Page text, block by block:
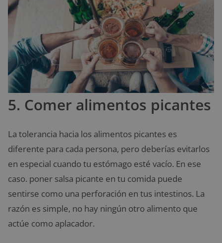
5. Comer alimentos picantes
La tolerancia hacia los alimentos picantes es
diferente para cada persona, pero deberías evitarlos
en especial cuando tu estómago esté vacío. En ese
caso. poner salsa picante en tu comida puede
sentirse como una perforación en tus intestinos. La
razón es simple, no hay ningún otro alimento que
actúe como aplacador.